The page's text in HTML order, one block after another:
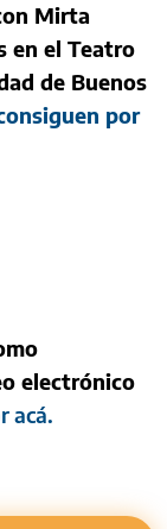
Mirta
en el Teatro
de Buenos
por
electrónico
acá.